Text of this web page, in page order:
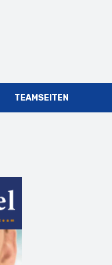
TEAMSEITEN